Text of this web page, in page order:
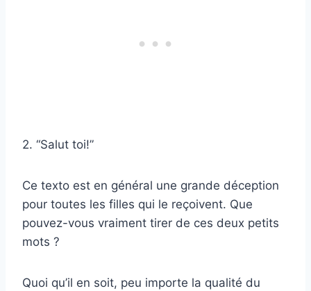
2. “Salut toi!”
Ce texto est en général une grande déception
pour toutes les filles qui le reçoivent. Que
pouvez-vous vraiment tirer de ces deux petits
mots ?
Quoi qu’il en soit, peu importe la qualité du